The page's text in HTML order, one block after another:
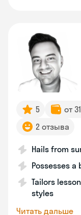
5 от
2 отзыва
Hails from
Possesses
Tailors
styles
Читать дальше